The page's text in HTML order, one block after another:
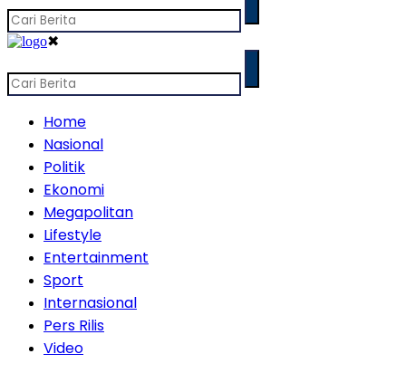
✖
Home
Nasional
Politik
Ekonomi
Megapolitan
Lifestyle
Entertainment
Sport
Internasional
Pers Rilis
Video